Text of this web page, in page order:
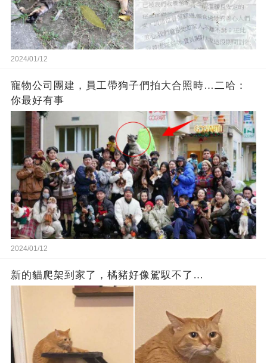
2024/01/12
寵物公司團建，員工帶狗子們拍大合照時…二哈：
你最好有事
2024/01/12
新的貓爬架到家了，橘豬好像駕馭不了…